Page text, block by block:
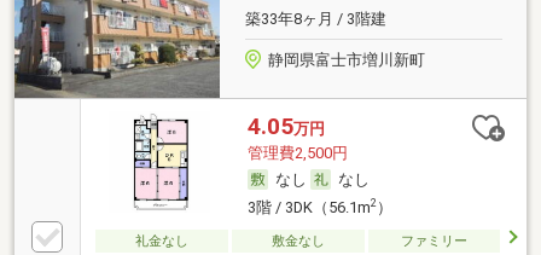
築33年8ヶ月 / 3階建
静岡県富士市増川新町
4.05万円
管理費2,500円
なし
なし
3階 / 3DK（56.1m2）
礼金なし 敷金なし
ファミリー